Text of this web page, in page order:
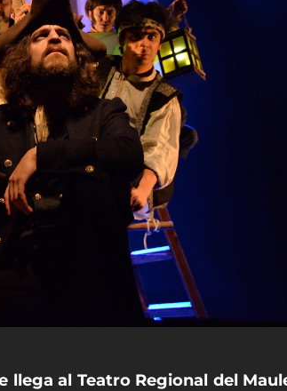
al Teatro Regional del